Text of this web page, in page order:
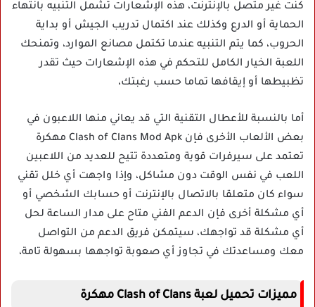
كنت غير متصل بالإنترنت، هذه الإشعارات تشمل التنبيه بانتهاء
الحماية أو الدرع وكذلك عند اكتمال تدريب الجيش أو بداية
الحروب، كما يتم التنبيه عندما تكتمل مصانع الموارد، وتمنحك
اللعبة الخيار الكامل للتحكم في هذه الإشعارات حيث تقدر
تظبيطها أو إيقافها تماما حسب رغبتك،
أما بالنسبة للأعطال التقنية التي قد يعاني منها اللاعبون في
بعض الألعاب الأخرى فإن Clash of Clans Mod Apk مهكرة
تعتمد على سيرفرات قوية ومتعددة تتيح للعديد من اللاعبين
اللعب في نفس الوقت دون مشاكل، وإذا واجهت أي خلل تقني
سواء كان متعلقا بالاتصال بالإنترنت أو حسابك الشخصي أو
أي مشكلة أخرى فإن الدعم الفني متاح على مدار الساعة لحل
أي مشكلة قد تواجهك، سيتمكن فريق الدعم من التواصل
معك ومساعدتك في تجاوز أي صعوبة تواجهها بسهولة تامة،
مميزات تحميل لعبة Clash of Clans مهكرة